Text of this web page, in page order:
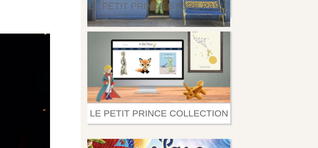
LE PETIT PRINCE STORE PARIS
LE PETIT PRINCE COLLECTION